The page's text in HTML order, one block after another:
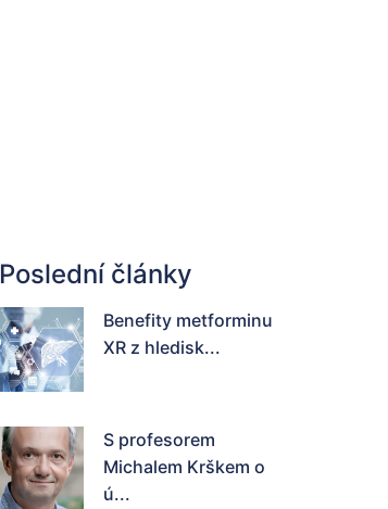
Poslední články
Benefity metforminu
XR z hledisk...
S profesorem
Michalem Krškem o
ú...